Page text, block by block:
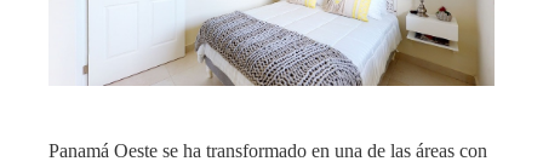
Panamá Oeste se ha transformado en una de las áreas con